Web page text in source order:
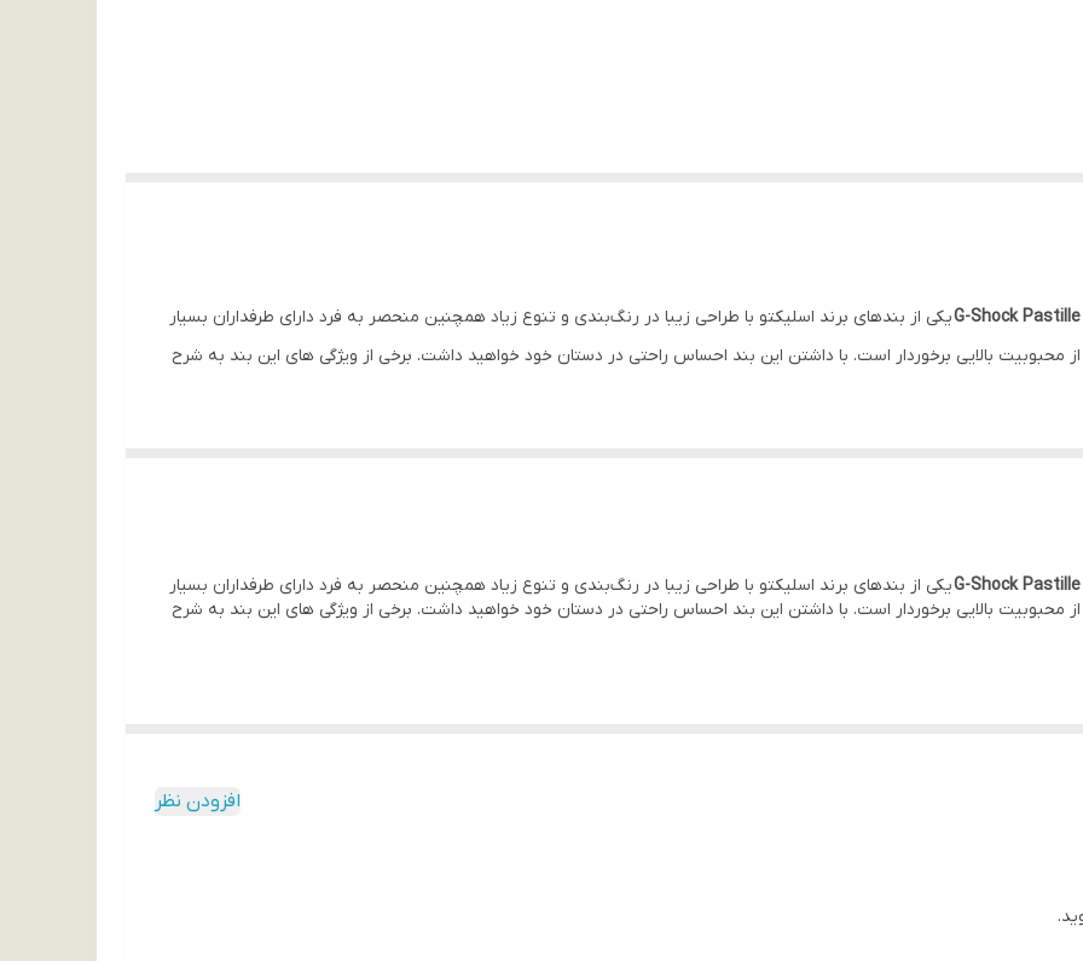
یکی از بندهای برند اسلیکتو با طراحی زیبا در رنگ‌بندی و تنوع زیاد همچنین منحصر به فرد دارای طرفداران بسیار
محبوبیت بالایی برخوردار است. با داشتن این بند احساس راحتی در دستان خود خواهید داشت. برخی از ویژگی های این بند به شرح
یکی از بندهای برند اسلیکتو با طراحی زیبا در رنگ‌بندی و تنوع زیاد همچنین منحصر به فرد دارای طرفداران بسیار
محبوبیت بالایی برخوردار است. با داشتن این بند احساس راحتی در دستان خود خواهید داشت. برخی از ویژگی های این بند به شرح
خود از محبوبیت بالایی برخوردار است. با داشتن این بند احساس راحتی در دستان خود خواهید داشت. برخی از ویژگی های این بند
افزودن نظر